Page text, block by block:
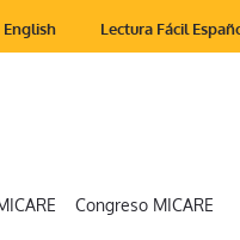
English Lectura Fácil
Congreso MICARE